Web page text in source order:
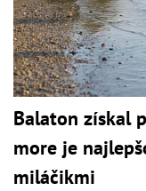
Balaton získal
more je
miláčikmi